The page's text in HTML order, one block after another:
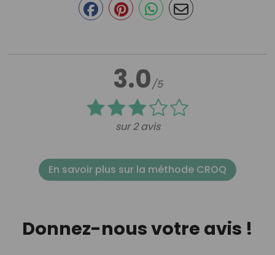
3.0/5
sur 2 avis
En savoir plus sur la méthode CROQ
Donnez-nous votre avis !